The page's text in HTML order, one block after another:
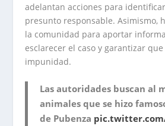
adelantan acciones para
presunto responsable. Asimismo,
la comunidad para aportar
esclarecer el caso y garantizar
impunidad.
Las autoridades buscan al
animales que se hizo
de Pubenza